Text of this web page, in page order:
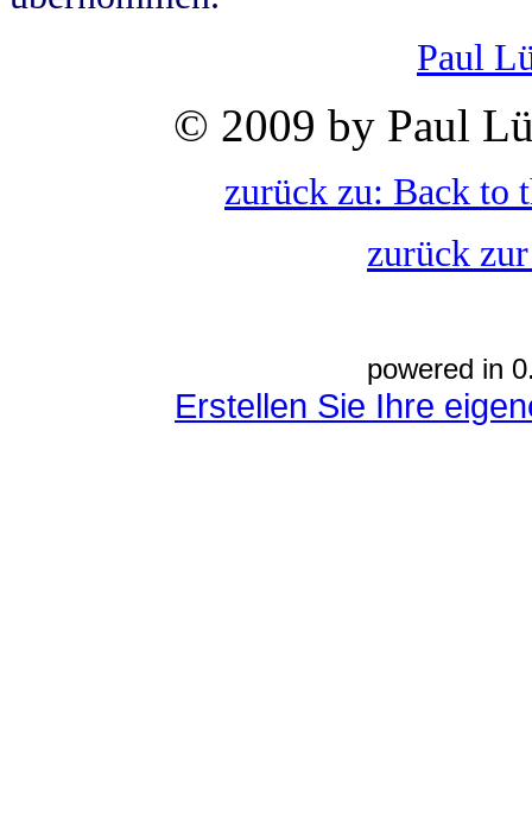
Paul
© 2009 by Paul
zurück zu: Back to
zurück
powered in
Erstellen Sie Ihre